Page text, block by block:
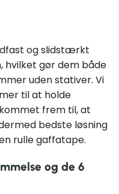
og slidstærkt
hvilket gør dem både
uden stativer. Vi
til at holde
frem til, at
bedste løsning
rulle gaffatape.
og de 6